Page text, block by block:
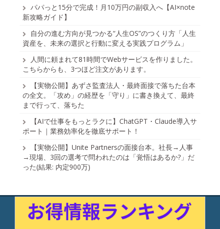
パパっと15分で完成！月10万円の副収入へ【AI×note
新攻略ガイド】
自分の進む方向が見つかる“人生OS”のつくり方「人生
資産を、未来の選択と行動に変える実践プログラム」
人間に頼まれて81時間でWebサービスを作りました。
こちらからも、3つほど注文があります。
【実物公開】あずさ監査法人・最終面接で落ちた台本
の全文。「攻め」の経歴を「守り」に書き換えて、最終
まで行って、落ちた
【AIで仕事をもっとラクに】ChatGPT・Claude導入サ
ポート｜業務効率化を徹底サポート！
【実物公開】Unite Partnersの面接台本。社長→人事
→現場、3回の選考で問われたのは「覚悟はあるか?」だ
った(結果: 内定900万)